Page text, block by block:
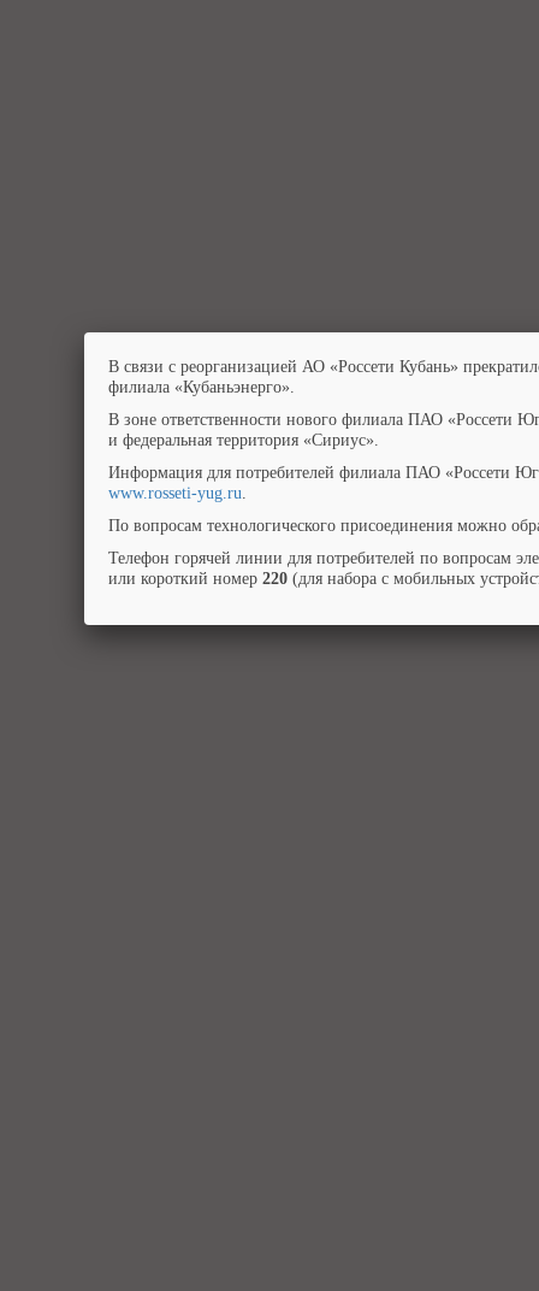
В связи с реорганизацией АО «Россети Кубань»
филиала «Кубаньэнерго».
В зоне ответственности нового филиала ПАО «Россети
и федеральная территория «Сириус».
Информация для потребителей филиала ПАО «Россети
www.rosseti-yug.ru.
По вопросам технологического присоединения можно
Телефон горячей линии для потребителей по вопросам
или короткий номер 220 (для набора с мобильных